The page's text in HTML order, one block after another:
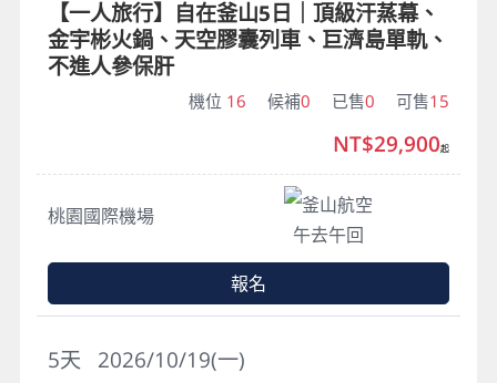
【一人旅行】自在釜山5日｜頂級汗蒸幕、
金宇彬火鍋、天空膠囊列車、巨濟島單軌、
不進人參保肝
機位 16 候補0 已售0 可售15
桃園國際機場
釜山航空
午去午回
NT$29,900起
報名
2026/10/19(一)
5天